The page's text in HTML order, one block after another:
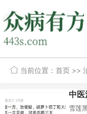
当前位置： 首页 >>
中
雪莲